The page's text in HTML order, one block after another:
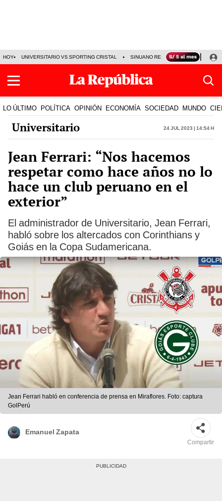
HOY UNIVERSITARIO VS SPORTING CRISTAL SINUANO RESULTADOS HOY
LO ÚLTIMO POLÍTICA OPINIÓN ECONOMÍA SOCIEDAD MUNDO
Universitario 24 Jul 2023 | 14:54 h
Jean Ferrari: “Nos hacemos
respetar como hace años no lo
hace un club peruano en el
exterior”
El administrador de Universitario, Jean Ferrari,
habló sobre los altercados con Corinthians y
Goiás en la Copa Sudamericana.
Jean Ferrari habló en conferencia de prensa en Miraflores. Foto: captura
GolPerú
Emanuel Zapata
Compartir